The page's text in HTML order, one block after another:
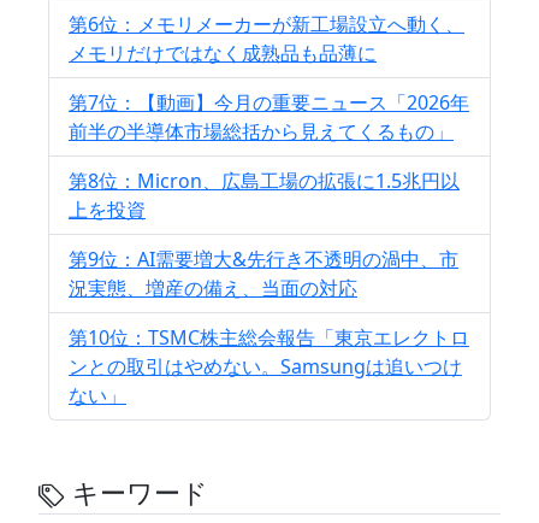
第6位：メモリメーカーが新工場設立へ動く、
メモリだけではなく成熟品も品薄に
第7位：【動画】今月の重要ニュース「2026年
前半の半導体市場総括から見えてくるもの」
第8位：Micron、広島工場の拡張に1.5兆円以
上を投資
第9位：AI需要増大&先行き不透明の渦中、市
況実態、増産の備え、当面の対応
第10位：TSMC株主総会報告「東京エレクトロ
ンとの取引はやめない。Samsungは追いつけ
ない」
キーワード